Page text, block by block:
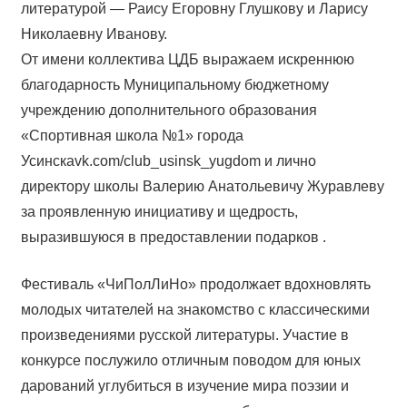
литературой — Раису Егоровну Глушкову и Ларису
Николаевну Иванову.
От имени коллектива ЦДБ выражаем искреннюю
благодарность Муниципальному бюджетному
учреждению дополнительного образования
«Спортивная школа №1» города
Усинскаvk.com/club_usinsk_yugdom и лично
директору школы Валерию Анатольевичу Журавлеву
за проявленную инициативу и щедрость,
выразившуюся в предоставлении подарков .
Фестиваль «ЧиПолЛиНо» продолжает вдохновлять
молодых читателей на знакомство с классическими
произведениями русской литературы. Участие в
конкурсе послужило отличным поводом для юных
дарований углубиться в изучение мира поэзии и